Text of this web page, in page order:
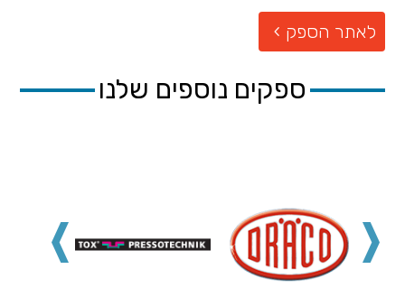
לאתר הספק
ספקים נוספים שלנו